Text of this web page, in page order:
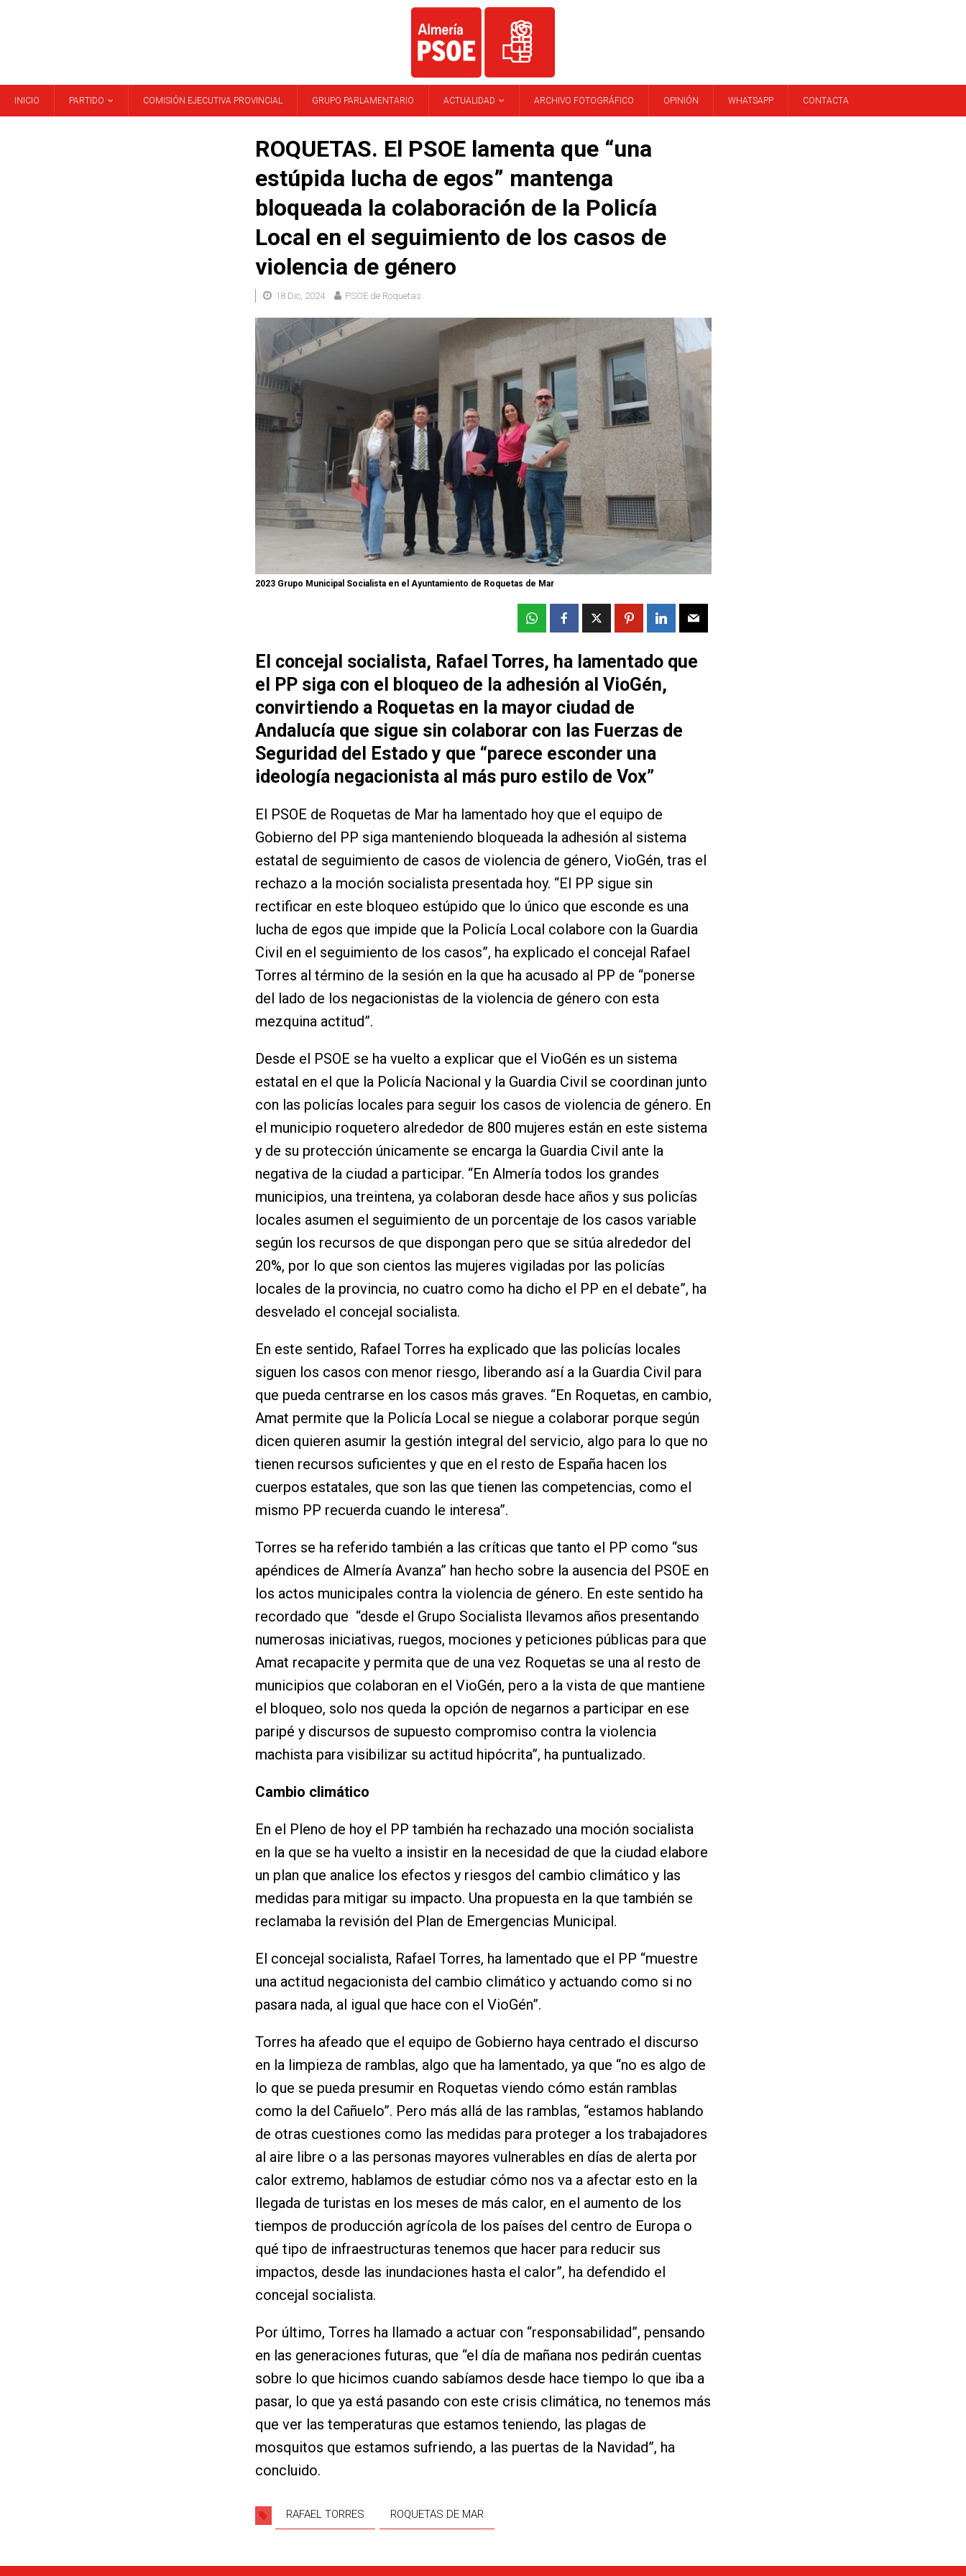
INICIO PARTIDO COMISIÓN EJECUTIVA PROVINCIAL GRUPO PARLAMENTARIO ACTUALIDAD ARCHIVO FOTOGRÁFICO OPINIÓN WHATSAPP CONTACTA
ROQUETAS. El PSOE lamenta que “una
estúpida lucha de egos” mantenga
bloqueada la colaboración de la Policía
Local en el seguimiento de los casos de
violencia de género
18 Dic, 2024 PSOE de Roquetas
2023 Grupo Municipal Socialista en el Ayuntamiento de Roquetas de Mar
El concejal socialista, Rafael Torres, ha lamentado que
el PP siga con el bloqueo de la adhesión al VioGén,
convirtiendo a Roquetas en la mayor ciudad de
Andalucía que sigue sin colaborar con las Fuerzas de
Seguridad del Estado y que “parece esconder una
ideología negacionista al más puro estilo de Vox”
El PSOE de Roquetas de Mar ha lamentado hoy que el equipo de
Gobierno del PP siga manteniendo bloqueada la adhesión al sistema
estatal de seguimiento de casos de violencia de género, VioGén, tras el
rechazo a la moción socialista presentada hoy. “El PP sigue sin
rectificar en este bloqueo estúpido que lo único que esconde es una
lucha de egos que impide que la Policía Local colabore con la Guardia
Civil en el seguimiento de los casos”, ha explicado el concejal Rafael
Torres al término de la sesión en la que ha acusado al PP de “ponerse
del lado de los negacionistas de la violencia de género con esta
mezquina actitud”.
Desde el PSOE se ha vuelto a explicar que el VioGén es un sistema
estatal en el que la Policía Nacional y la Guardia Civil se coordinan junto
con las policías locales para seguir los casos de violencia de género. En
el municipio roquetero alrededor de 800 mujeres están en este sistema
y de su protección únicamente se encarga la Guardia Civil ante la
negativa de la ciudad a participar. “En Almería todos los grandes
municipios, una treintena, ya colaboran desde hace años y sus policías
locales asumen el seguimiento de un porcentaje de los casos variable
según los recursos de que dispongan pero que se sitúa alrededor del
20%, por lo que son cientos las mujeres vigiladas por las policías
locales de la provincia, no cuatro como ha dicho el PP en el debate”, ha
desvelado el concejal socialista.
En este sentido, Rafael Torres ha explicado que las policías locales
siguen los casos con menor riesgo, liberando así a la Guardia Civil para
que pueda centrarse en los casos más graves. “En Roquetas, en cambio,
Amat permite que la Policía Local se niegue a colaborar porque según
dicen quieren asumir la gestión integral del servicio, algo para lo que no
tienen recursos suficientes y que en el resto de España hacen los
cuerpos estatales, que son las que tienen las competencias, como el
mismo PP recuerda cuando le interesa”.
Torres se ha referido también a las críticas que tanto el PP como “sus
apéndices de Almería Avanza” han hecho sobre la ausencia del PSOE en
los actos municipales contra la violencia de género. En este sentido ha
recordado que “desde el Grupo Socialista llevamos años presentando
numerosas iniciativas, ruegos, mociones y peticiones públicas para que
Amat recapacite y permita que de una vez Roquetas se una al resto de
municipios que colaboran en el VioGén, pero a la vista de que mantiene
el bloqueo, solo nos queda la opción de negarnos a participar en ese
paripé y discursos de supuesto compromiso contra la violencia
machista para visibilizar su actitud hipócrita”, ha puntualizado.
Cambio climático
En el Pleno de hoy el PP también ha rechazado una moción socialista
en la que se ha vuelto a insistir en la necesidad de que la ciudad elabore
un plan que analice los efectos y riesgos del cambio climático y las
medidas para mitigar su impacto. Una propuesta en la que también se
reclamaba la revisión del Plan de Emergencias Municipal.
El concejal socialista, Rafael Torres, ha lamentado que el PP “muestre
una actitud negacionista del cambio climático y actuando como si no
pasara nada, al igual que hace con el VioGén”.
Torres ha afeado que el equipo de Gobierno haya centrado el discurso
en la limpieza de ramblas, algo que ha lamentado, ya que “no es algo de
lo que se pueda presumir en Roquetas viendo cómo están ramblas
como la del Cañuelo”. Pero más allá de las ramblas, “estamos hablando
de otras cuestiones como las medidas para proteger a los trabajadores
al aire libre o a las personas mayores vulnerables en días de alerta por
calor extremo, hablamos de estudiar cómo nos va a afectar esto en la
llegada de turistas en los meses de más calor, en el aumento de los
tiempos de producción agrícola de los países del centro de Europa o
qué tipo de infraestructuras tenemos que hacer para reducir sus
impactos, desde las inundaciones hasta el calor”, ha defendido el
concejal socialista.
Por último, Torres ha llamado a actuar con “responsabilidad”, pensando
en las generaciones futuras, que “el día de mañana nos pedirán cuentas
sobre lo que hicimos cuando sabíamos desde hace tiempo lo que iba a
pasar, lo que ya está pasando con este crisis climática, no tenemos más
que ver las temperaturas que estamos teniendo, las plagas de
mosquitos que estamos sufriendo, a las puertas de la Navidad”, ha
concluido.
RAFAEL TORRES ROQUETAS DE MAR